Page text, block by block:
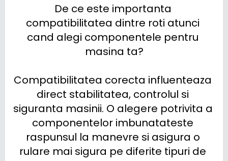
De ce este importanta
compatibilitatea dintre roti atunci
cand alegi componentele pentru
masina ta?
Compatibilitatea corecta influenteaza
direct stabilitatea, controlul si
siguranta masinii. O alegere potrivita a
componentelor imbunatateste
raspunsul la manevre si asigura o
rulare mai sigura pe diferite tipuri de